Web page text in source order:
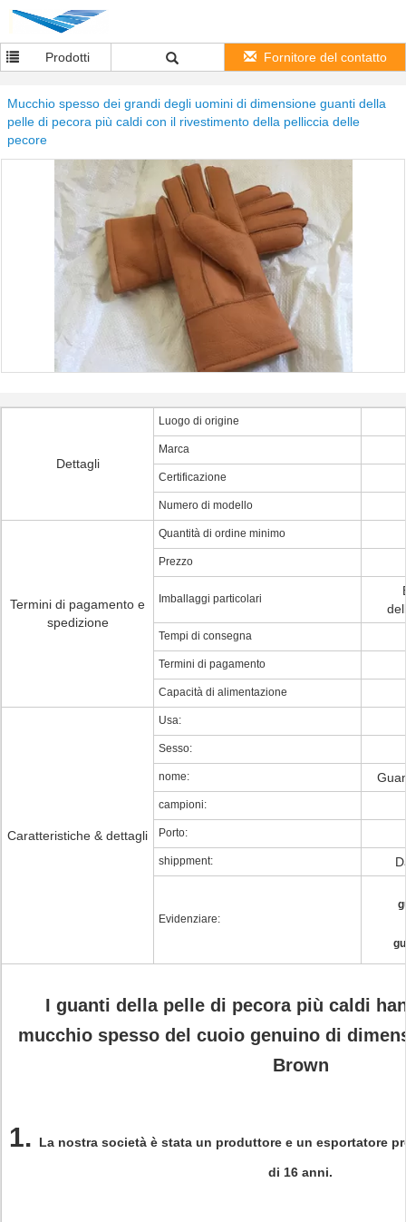
Prodotti Fornitore del contatto
Mucchio spesso dei grandi degli uomini di dimensione guanti della
pelle di pecora più caldi con il rivestimento della pelliccia delle
pecore
Dettagli
Luogo di origine
Marca
Certificazione
Numero di modello
Termini di pagamento e
spedizione
Quantità di ordine minimo
Prezzo
Imballaggi particolari
Tempi di consegna
Termini di pagamento
Capacità di alimentazione
Caratteristiche & dettagli
Usa:
Sesso:
nome:
campioni:
Porto:
shippment:
Evidenziare:
I guanti della pelle di pecora più caldi
mucchio spesso del cuoio genuino di
Brown
1. La nostra società è stata un produttore e un esportatore
di 16 anni.